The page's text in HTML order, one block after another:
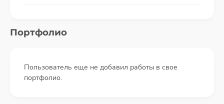
Портфолио
Пользователь еще не добавил работы в свое
портфолио.